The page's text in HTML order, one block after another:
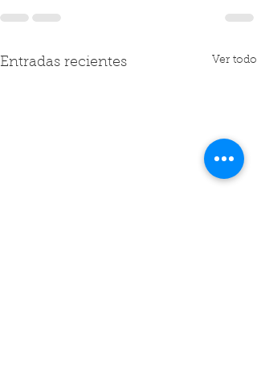
Entradas recientes Ver todo